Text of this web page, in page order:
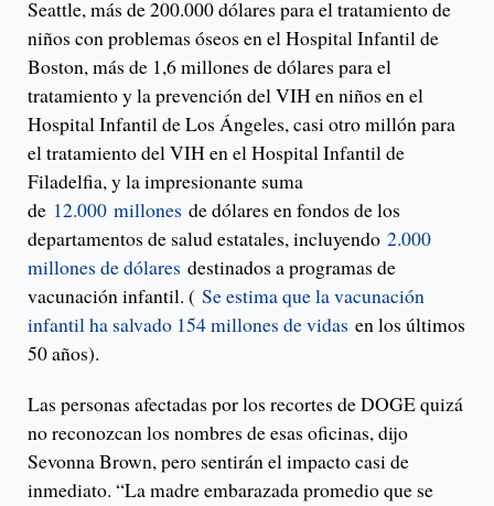
Seattle, más de 200.000 dólares para el tratamiento de
niños con problemas óseos en el Hospital Infantil de
Boston, más de 1,6 millones de dólares para el
tratamiento y la prevención del VIH en niños en el
Hospital Infantil de Los Ángeles, casi otro millón para
el tratamiento del VIH en el Hospital Infantil de
Filadelfia, y la impresionante suma
de 12.000 millones de dólares en fondos de los
departamentos de salud estatales, incluyendo 2.000
millones de dólares destinados a programas de
vacunación infantil. ( Se estima que la vacunación
infantil ha salvado 154 millones de vidas en los últimos
50 años).
Las personas afectadas por los recortes de DOGE quizá
no reconozcan los nombres de esas oficinas, dijo
Sevonna Brown, pero sentirán el impacto casi de
inmediato. “La madre embarazada promedio que se